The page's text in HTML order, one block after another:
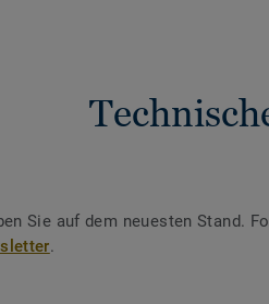
Sie auf dem neuesten Stand.
.